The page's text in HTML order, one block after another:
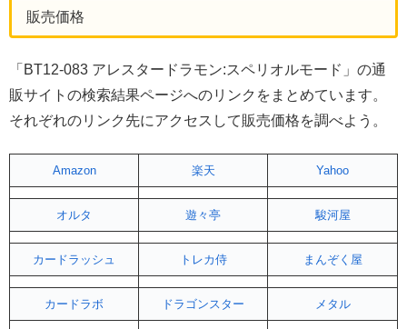
販売価格
「BT12-083 アレスタードラモン:スペリオルモード」の通
販サイトの検索結果ページへのリンクをまとめています。
それぞれのリンク先にアクセスして販売価格を調べよう。
Amazon 楽天 Yahoo
オルタ 遊々亭 駿河屋
カードラッシュ トレカ侍 まんぞく屋
カードラボ ドラゴンスター メタル